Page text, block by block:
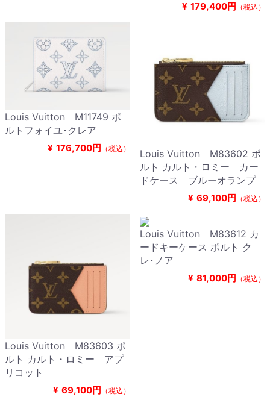
¥ 179,400円 （税込）
Louis Vuitton M11749 ポ
ルトフォイユ･クレア
¥ 176,700円 （税込）
Louis Vuitton M83602 ポ
ルト カルト・ロミー カー
ドケース ブルーオランプ
¥ 69,100円 （税込）
Louis Vuitton M83603 ポ
ルト カルト・ロミー アプ
リコット
¥ 69,100円 （税込）
Louis Vuitton M83612 カ
ードキーケース ポルト ク
レ･ノア
¥ 81,000円 （税込）